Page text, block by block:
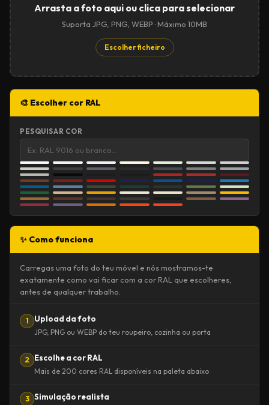
Arrasta a foto aqui ou clica para selecionar
Suporta JPG, PNG, WEBP · Máximo 10MB
Escolher ficheiro
🎨 Escolher cor RAL
PESQUISAR COR
✨ Como funciona
Carregas uma foto do teu móvel e nós mostramos-te
exatamente como vai ficar com a cor RAL que escolheres,
antes de qualquer trabalho.
1 Upload da foto
JPG, PNG ou WEBP do teu roupeiro, cozinha ou porta
2 Escolhe a cor RAL
Mais de 200 cores RAL disponíveis na paleta abaixo
3 Simulação realista